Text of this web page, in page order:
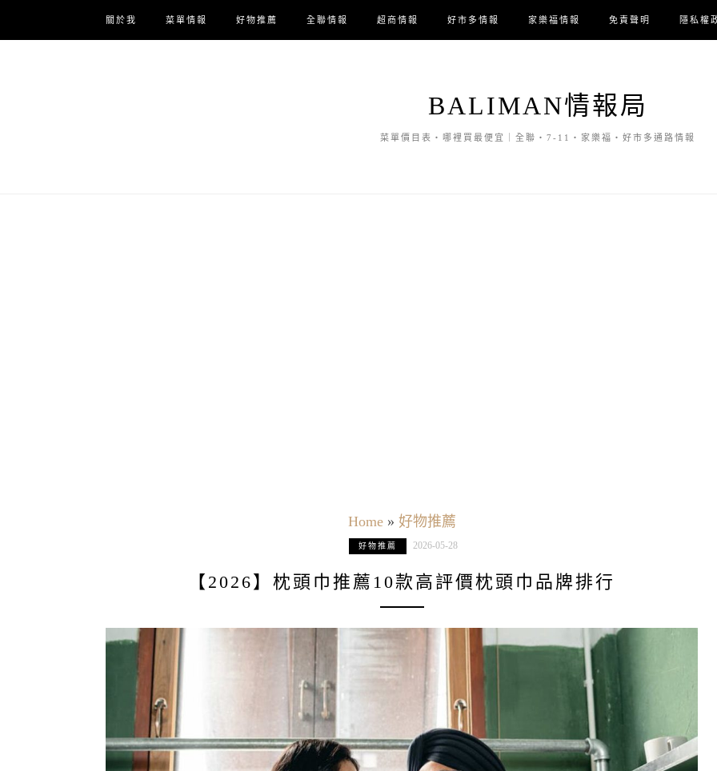
關於我 菜單情報 好物推薦 全聯情報 超商情報 好市多情報 家樂福情報 免責聲明 隱私權
BALIMAN情報局
菜單價目表・哪裡買最便宜｜全聯・7-11・家樂福・好市多通路情報
Home» 好物推薦
好物推薦 2026-05-28
【2026】枕頭巾推薦10款高評價枕頭巾品牌排行